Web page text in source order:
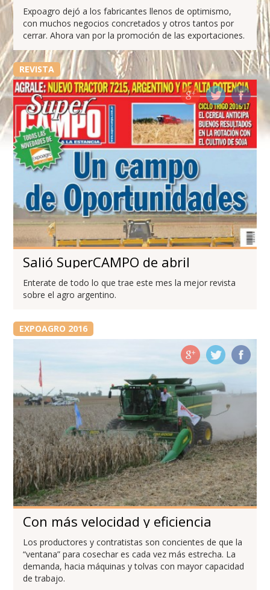
Expoagro dejó a los fabricantes llenos de optimismo,
con muchos negocios concretados y otros tantos por
cerrar. Ahora van por la promoción de las exportaciones.
REVISTA
Salió SuperCAMPO de abril
Enterate de todo lo que trae este mes la mejor revista
sobre el agro argentino.
EXPOAGRO 2016
Con más velocidad y eficiencia
Los productores y contratistas son concientes de que la
“ventana” para cosechar es cada vez más estrecha. La
demanda, hacia máquinas y tolvas con mayor capacidad
de trabajo.